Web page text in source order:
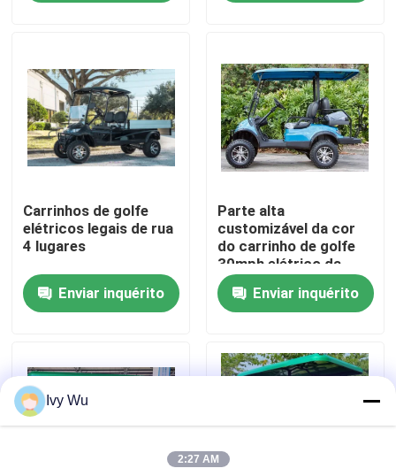
Sobre nós
Excursão da fábrica
Contato E.U.
Notícia
Espelhos do lado do carrinho de golfe
Tampas de roda do carrinho de golfe
Painel do carrinho de golfe
Carrinhos de golfe
elétricos legais de rua
4 lugares
Enviar inquérito
Parte alta
customizável da cor
do carrinho de golfe
30mph elétrico da
velocidade máxima
atualizávelEnviar inquérito
Ivy Wu
2:27 AM